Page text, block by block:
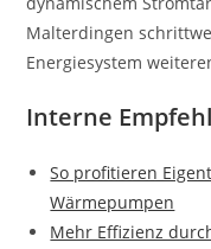
Malterdingen
Energiesystem
Interne
So profitieren
Wärmepumpen
Mehr Effizienz